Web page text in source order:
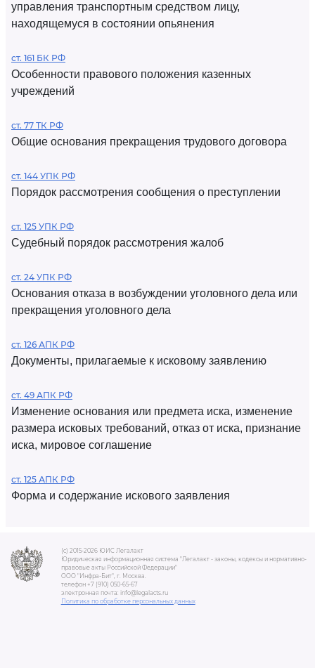
управления транспортным средством лицу,
находящемуся в состоянии опьянения
ст. 161 БК РФ
Особенности правового положения казенных
учреждений
ст. 77 ТК РФ
Общие основания прекращения трудового договора
ст. 144 УПК РФ
Порядок рассмотрения сообщения о преступлении
ст. 125 УПК РФ
Судебный порядок рассмотрения жалоб
ст. 24 УПК РФ
Основания отказа в возбуждении уголовного дела или
прекращения уголовного дела
ст. 126 АПК РФ
Документы, прилагаемые к исковому заявлению
ст. 49 АПК РФ
Изменение основания или предмета иска, изменение
размера исковых требований, отказ от иска, признание
иска, мировое соглашение
ст. 125 АПК РФ
Форма и содержание искового заявления
(c) 2015-2026 ЮИС Легалакт
Юридическая информационная система "Легалакт - законы, кодексы и нормативно-
правовые акты Российской Федерации"
ООО "Инфра-Бит", г. Москва.
телефон +7 (910) 050-65-67
электронная почта: info@legalacts.ru
Политика по обработке персональных данных